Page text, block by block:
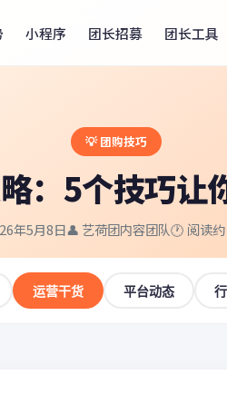
小程序 团长招募 团长工具
💡 团购技巧
：5个技巧让
年5月8日👤 艺荷团内容团队🕐 阅读
运营干货 平台动态